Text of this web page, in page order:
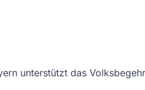
unterstützt das